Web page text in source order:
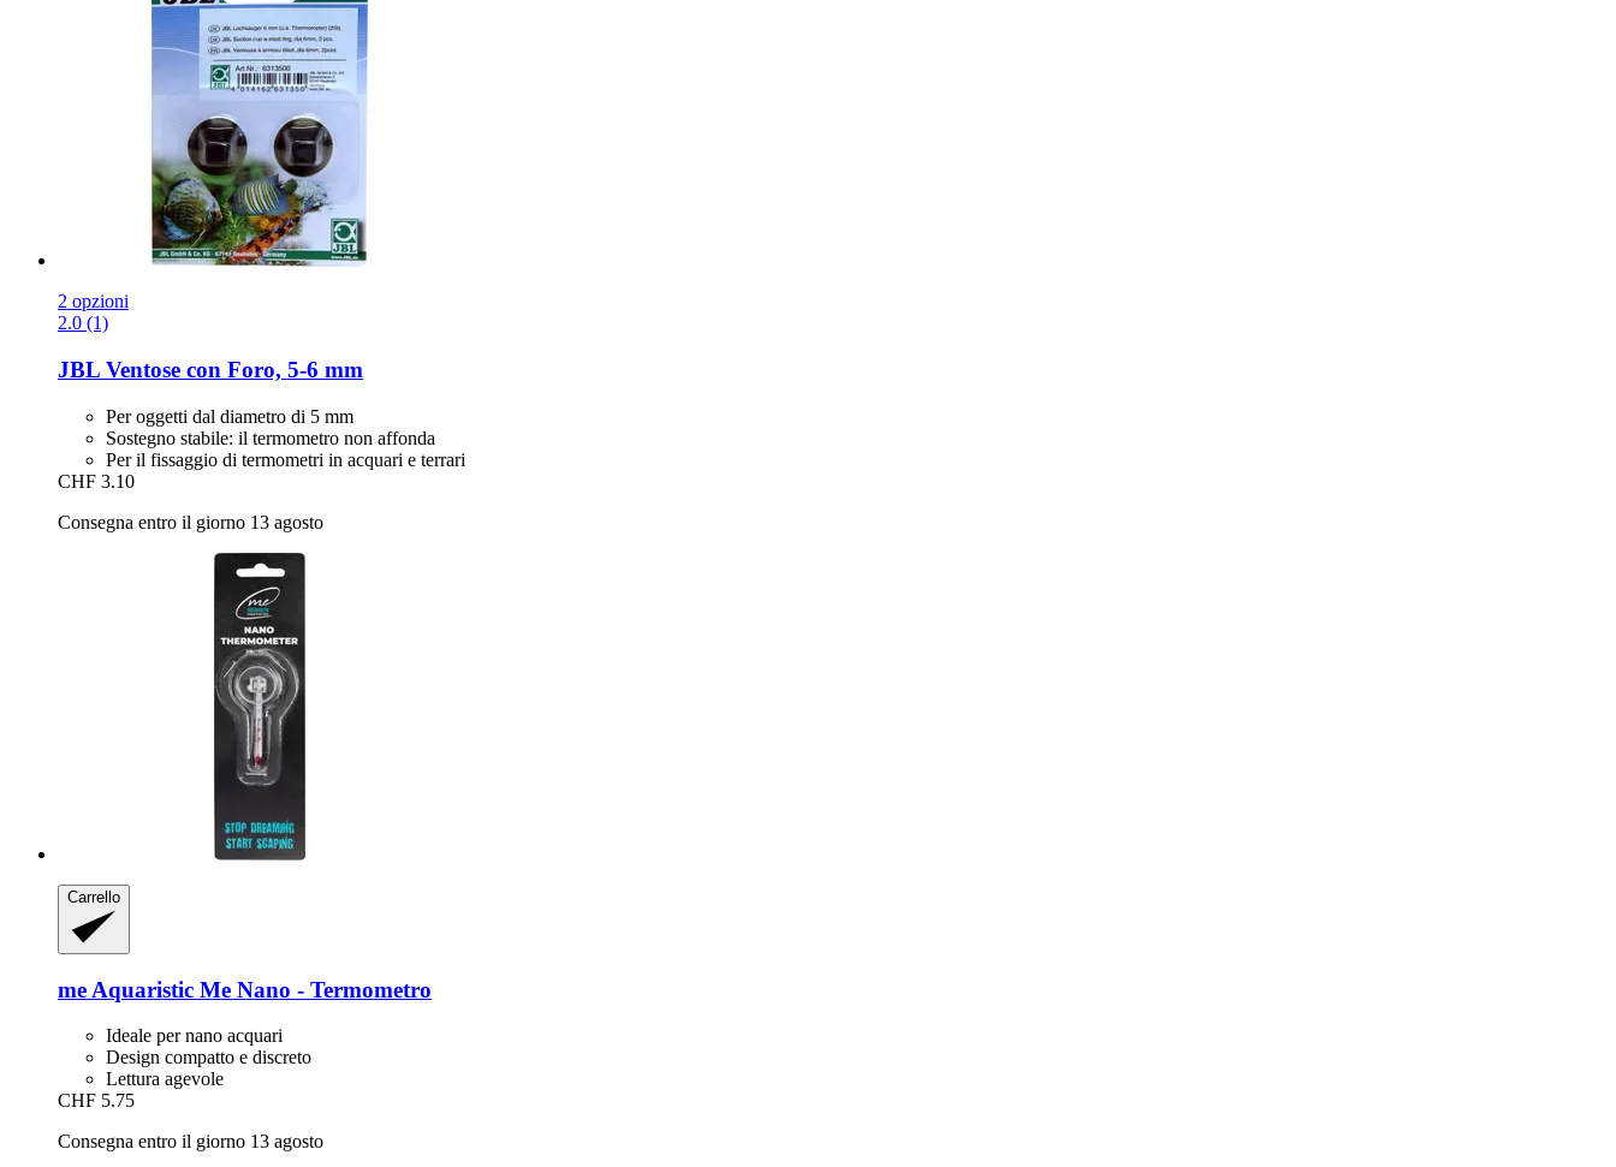
2 opzioni
2.0 (1)
JBL Ventose con Foro, 5-​6 mm
Per oggetti dal diametro di 5 mm
Sostegno stabile: il termometro non affonda
Per il fissaggio di termometri in acquari e terrari
CHF 3.10
Consegna entro il giorno 13 agosto
Carrello
me Aquaristic Me Nano -​ Termometro
Ideale per nano acquari
Design compatto e discreto
Lettura agevole
CHF 5.75
Consegna entro il giorno 13 agosto